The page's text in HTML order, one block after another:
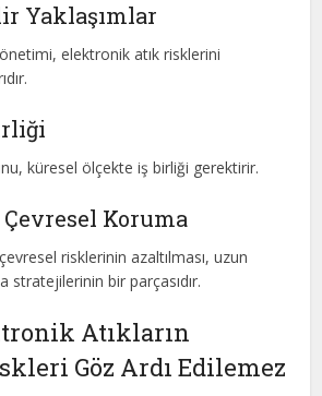
Yaklaşımlar
elektronik atık risklerini
küresel ölçekte iş birliği gerektirir.
Koruma
risklerinin azaltılması, uzun
stratejilerinin bir parçasıdır.
Atıkların
Göz Ardı Edilemez